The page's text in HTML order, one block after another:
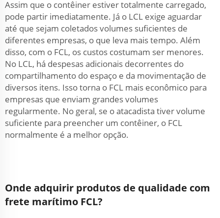
Assim que o contêiner estiver totalmente carregado,
pode partir imediatamente. Já o LCL exige aguardar
até que sejam coletados volumes suficientes de
diferentes empresas, o que leva mais tempo. Além
disso, com o FCL, os custos costumam ser menores.
No LCL, há despesas adicionais decorrentes do
compartilhamento do espaço e da movimentação de
diversos itens. Isso torna o FCL mais econômico para
empresas que enviam grandes volumes
regularmente. No geral, se o atacadista tiver volume
suficiente para preencher um contêiner, o FCL
normalmente é a melhor opção.
Onde adquirir produtos de qualidade com
frete marítimo FCL?